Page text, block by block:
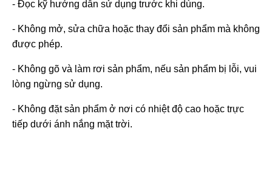
- Đọc kỹ hướng dẫn sử dụng trước khi dùng.
- Không mở, sửa chữa hoặc thay đổi sản phẩm mà không
được phép.
- Không gõ và làm rơi sản phẩm, nếu sản phẩm bị lỗi, vui
lòng ngừng sử dụng.
- Không đặt sản phẩm ở nơi có nhiệt độ cao hoặc trực
tiếp dưới ánh nắng mặt trời.